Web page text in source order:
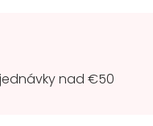
nad €50